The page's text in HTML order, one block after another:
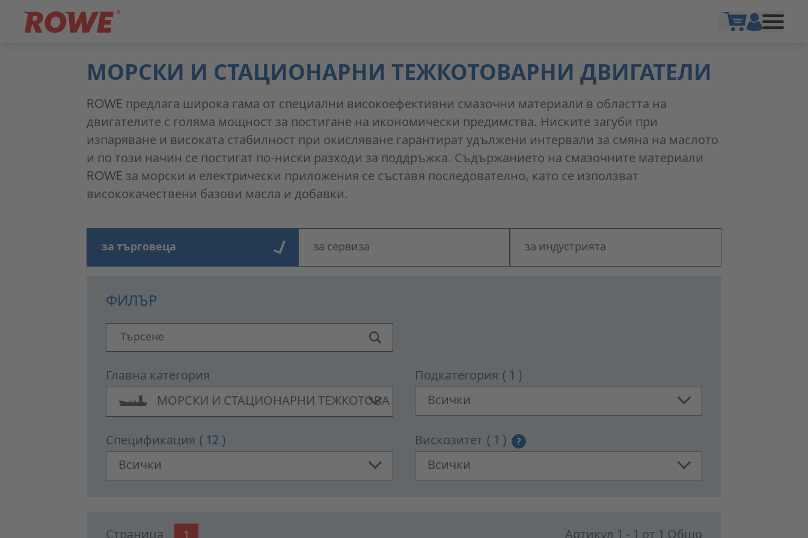
МОРСКИ И СТАЦИОНАРНИ ТЕЖКОТОВАРНИ ДВИГАТЕЛИ
ROWE предлага широка гама от специални високоефективни смазочни материали в областта на
двигателите с голяма мощност за постигане на икономически предимства. Ниските загуби при
изпаряване и високата стабилност при окисляване гарантират удължени интервали за смяна на маслото
и по този начин се постигат по-ниски разходи за поддръжка. Съдържанието на смазочните материали
ROWE за морски и електрически приложения се съставя последователно, като се използват
висококачествени базови масла и добавки.
за търговеца за сервиза за индустрията
ФИЛЪР
Търсене
Главна категория
МОРСКИ И СТАЦИОНАРНИ ТЕЖКОТОВА ...
Подкатегория ( 1 )
Всички
Спецификация ( 12 )
Всички
Вискозитет ( 1 ) ?
Всички
PRODUCTS